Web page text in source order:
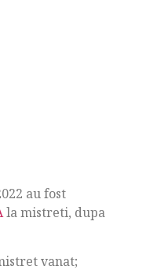
au fost
la mistreti, dupa
vanat;